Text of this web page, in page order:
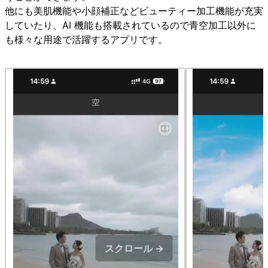
他にも美肌機能や小顔補正などビューティー加工機能が充実
していたり、AI 機能も搭載されているので青空加工以外に
も様々な用途で活躍するアプリです。
スクロール →